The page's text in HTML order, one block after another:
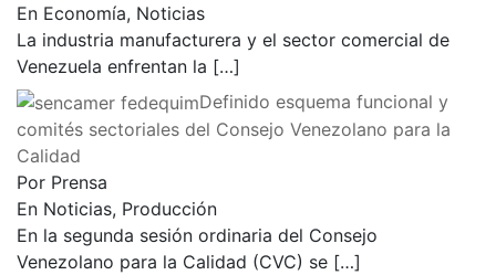
En Economía, Noticias
La industria manufacturera y el sector comercial de
Venezuela enfrentan la […]
Definido esquema funcional y
comités sectoriales del Consejo Venezolano para la
Calidad
Por Prensa
En Noticias, Producción
En la segunda sesión ordinaria del Consejo
Venezolano para la Calidad (CVC) se […]